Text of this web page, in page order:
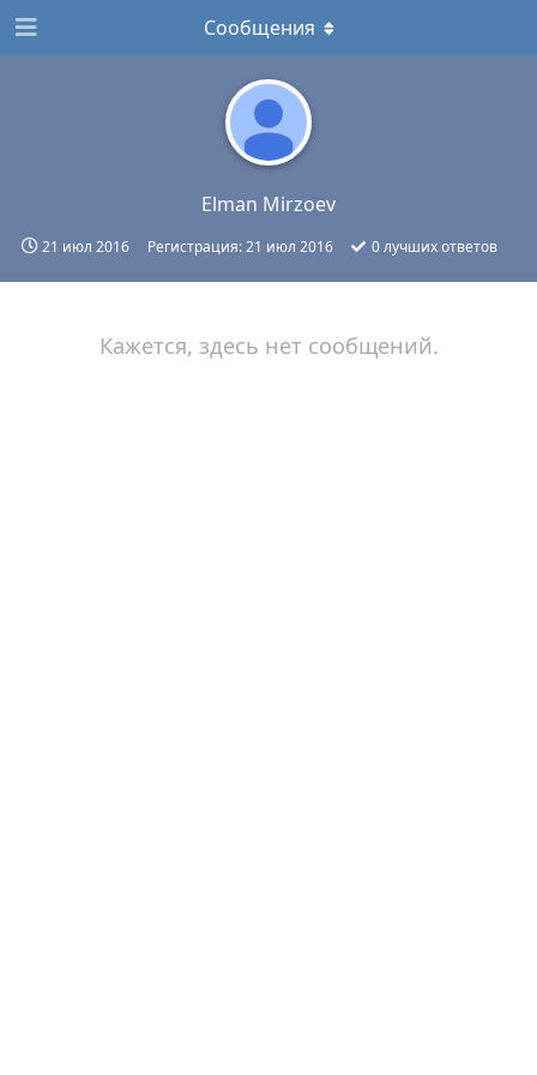
Elman Mirzoev
21 июл 2016 Регистрация:21 июл 2016 0лучших ответов
Сообщения
Кажется, здесь нет сообщений.